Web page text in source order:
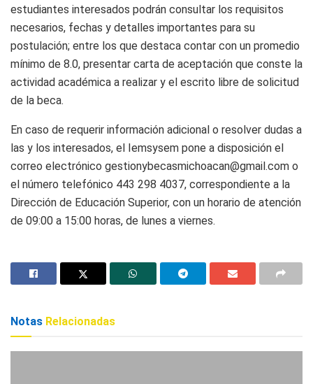
estudiantes interesados podrán consultar los requisitos
necesarios, fechas y detalles importantes para su
postulación; entre los que destaca contar con un promedio
mínimo de 8.0, presentar carta de aceptación que conste la
actividad académica a realizar y el escrito libre de solicitud
de la beca.
En caso de requerir información adicional o resolver dudas a
las y los interesados, el Iemsysem pone a disposición el
correo electrónico gestionybecasmichoacan@gmail.com o
el número telefónico 443 298 4037, correspondiente a la
Dirección de Educación Superior, con un horario de atención
de 09:00 a 15:00 horas, de lunes a viernes.
Notas Relacionadas